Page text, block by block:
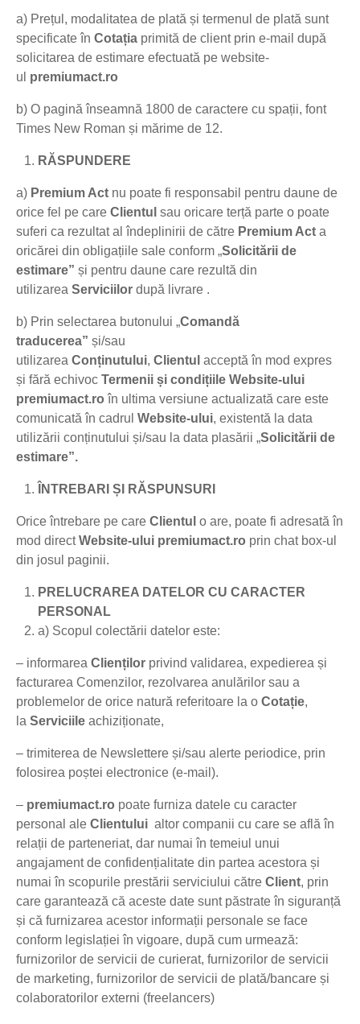
a) Prețul, modalitatea de plată și termenul de plată sunt
specificate în Cotația primită de client prin e-mail după
solicitarea de estimare efectuată pe website-
ul premiumact.ro
b) O pagină înseamnă 1800 de caractere cu spații, font
Times New Roman și mărime de 12.
RĂSPUNDERE
a) Premium Act nu poate fi responsabil pentru daune de
orice fel pe care Clientul sau oricare terță parte o poate
suferi ca rezultat al îndeplinirii de către Premium Act a
oricărei din obligațiile sale conform „Solicitării de
estimare” și pentru daune care rezultă din
utilizarea Serviciilor după livrare .
b) Prin selectarea butonului „Comandă
traducerea” și/sau
utilizarea Conținutului, Clientul acceptă în mod expres
și fără echivoc Termenii și condițiile Website-ului
premiumact.ro în ultima versiune actualizată care este
comunicată în cadrul Website-ului, existentă la data
utilizării conținutului și/sau la data plasării „Solicitării de
estimare”.
ÎNTREBARI ȘI RĂSPUNSURI
Orice întrebare pe care Clientul o are, poate fi adresată în
mod directWebsite-ului premiumact.ro prin chat box-ul
din josul paginii.
PRELUCRAREA DATELOR CU CARACTER
PERSONAL
a) Scopul colectării datelor este:
– informarea Clienților privind validarea, expedierea și
facturarea Comenzilor, rezolvarea anulărilor sau a
problemelor de orice natură referitoare la o Cotație,
la Serviciile achiziționate,
– trimiterea de Newslettere și/sau alerte periodice, prin
folosirea poștei electronice (e-mail).
– premiumact.ro poate furniza datele cu caracter
personal ale Clientului altor companii cu care se află în
relații de parteneriat, dar numai în temeiul unui
angajament de confidențialitate din partea acestora și
numai în scopurile prestării serviciului către Client, prin
care garantează că aceste date sunt păstrate în siguranță
și că furnizarea acestor informații personale se face
conform legislației în vigoare, după cum urmează:
furnizorilor de servicii de curierat, furnizorilor de servicii
de marketing, furnizorilor de servicii de plată/bancare și
colaboratorilor externi (freelancers)